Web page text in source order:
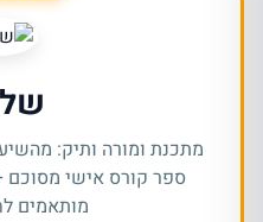
מתכנת ומורה ותיק:
ספר קורס אישי מסוכם
מותאמים